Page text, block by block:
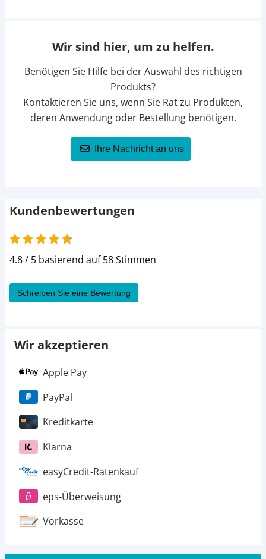
Wir sind hier, um zu helfen.
Benötigen Sie Hilfe bei der Auswahl des richtigen
Produkts?
Kontaktieren Sie uns, wenn Sie Rat zu Produkten,
deren Anwendung oder Bestellung benötigen.
Ihre Nachricht an uns
Kundenbewertungen
4.8 von 5
4.8 / 5 basierend auf 58 Stimmen
Schreiben Sie eine Bewertung
Wir akzeptieren
Apple Pay
PayPal
Kreditkarte
Klarna
easyCredit-Ratenkauf
eps-Überweisung
Vorkasse